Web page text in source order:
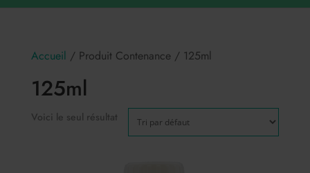
Accueil / Produit Contenance / 125ml
125ml
Voici le seul résultat